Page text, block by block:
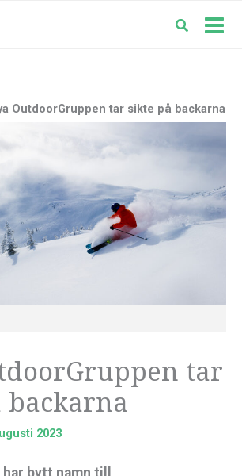
OutdoorGruppen tar sikte på backarna
tar
backarna
2023